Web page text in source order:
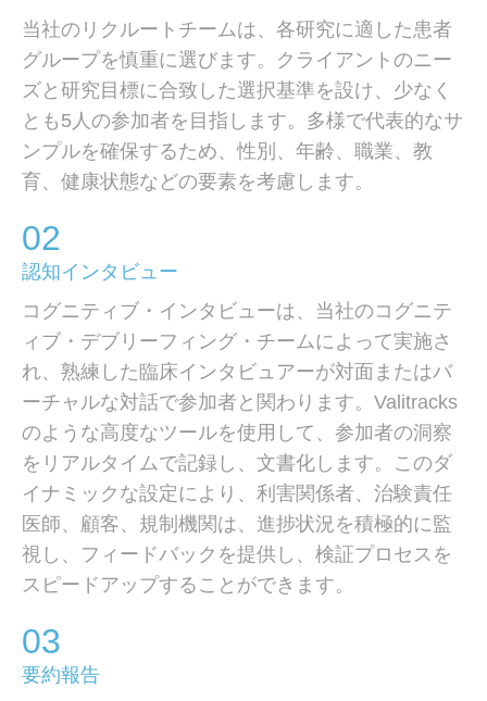
当社のリクルートチームは、各研究に適した患者
グループを慎重に選びます。クライアントのニー
ズと研究目標に合致した選択基準を設け、少なく
とも5人の参加者を目指します。多様で代表的なサ
ンプルを確保するため、性別、年齢、職業、教
育、健康状態などの要素を考慮します。
02
認知インタビュー
コグニティブ・インタビューは、当社のコグニテ
ィブ・デブリーフィング・チームによって実施さ
れ、熟練した臨床インタビュアーが対面またはバ
ーチャルな対話で参加者と関わります。Valitracks
のような高度なツールを使用して、参加者の洞察
をリアルタイムで記録し、文書化します。このダ
イナミックな設定により、利害関係者、治験責任
医師、顧客、規制機関は、進捗状況を積極的に監
視し、フィードバックを提供し、検証プロセスを
スピードアップすることができます。
03
要約報告